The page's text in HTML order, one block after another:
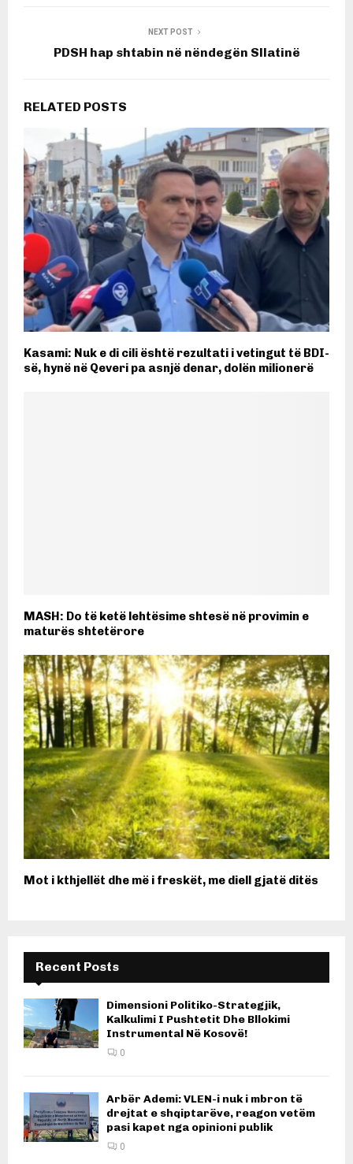
NEXT POST
PDSH hap shtabin në nëndegën Sllatinë
RELATED POSTS
Kasami: Nuk e di cili është rezultati i vetingut të BDI-
së, hynë në Qeveri pa asnjë denar, dolën milionerë
MASH: Do të ketë lehtësime shtesë në provimin e
maturës shtetërore
Mot i kthjellët dhe më i freskët, me diell gjatë ditës
Recent Posts
Dimensioni Politiko-Strategjik,
Kalkulimi I Pushtetit Dhe Bllokimi
Instrumental Në Kosovë!
0
Arbër Ademi: VLEN-i nuk i mbron të
drejtat e shqiptarëve, reagon vetëm
pasi kapet nga opinioni publik
0